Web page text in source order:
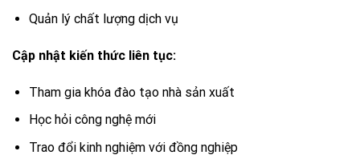
Quản lý chất lượng dịch vụ
Cập nhật kiến thức liên tục:
Tham gia khóa đào tạo nhà sản xuất
Học hỏi công nghệ mới
Trao đổi kinh nghiệm với đồng nghiệp